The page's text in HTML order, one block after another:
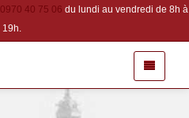
0970 40 75 06 du lundi au vendredi de 8h à
19h.